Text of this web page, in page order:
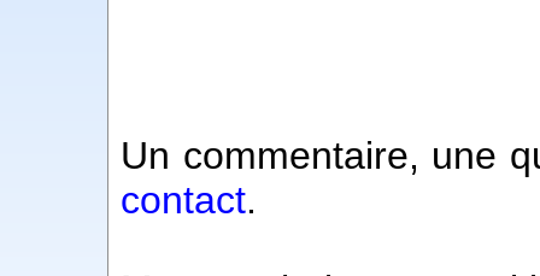
Un commentaire, une
contact.